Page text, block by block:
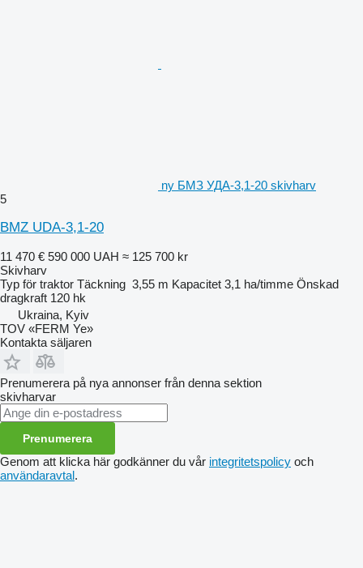
ny БМЗ УДА-3,1-20 skivharv
5
BMZ UDA-3,1-20
11 470 € 590 000 UAH ≈ 125 700 kr
Skivharv
Typ för traktor Täckning 3,55 m Kapacitet 3,1 ha/timme Önskad
dragkraft 120 hk
Ukraina, Kyiv
TOV «FERM Ye»
Kontakta säljaren
Prenumerera på nya annonser från denna sektion
skivharvar
Prenumerera
Genom att klicka här godkänner du vår integritetspolicy och
användaravtal.